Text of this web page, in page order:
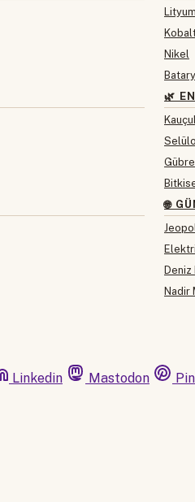
Lityum
Nikel
🌿
Gübre
🌐
Nadir
Linkedin Mastodon